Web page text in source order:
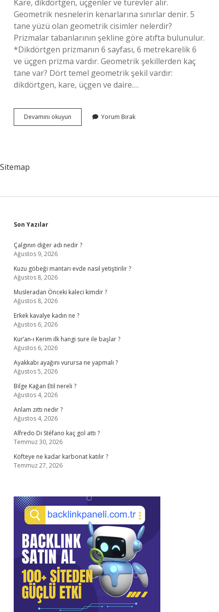
Kare, dikdörtgen, üçgenler ve türevler alır.
Geometrik nesnelerin kenarlarına sınırlar denir. 5
tane yüzü olan geometrik cisimler nelerdir?
Prizmalar tabanlarının şekline göre atıfta bulunulur.
*Dikdörtgen prizmanın 6 sayfası, 6 metrekarelik 6
ve üçgen prizma vardır. Geometrik şekillerden kaç
tane var? Dört temel geometrik şekil vardır:
dikdörtgen, kare, üçgen ve daire.…
Devamını okuyun Geometrik
Cisimler
Yorum Bırak
Sitemap
Sidebar
Son Yazılar
Çalgının diğer adı nedir ?
Ağustos 9, 2026
Kuzu göbeği mantarı evde nasıl yetiştirilir ?
Ağustos 8, 2026
Musleradan Önceki kaleci kimdir ?
Ağustos 8, 2026
Erkek kavalye kadın ne ?
Ağustos 6, 2026
Kur’an-ı Kerim ilk hangi sure ile başlar ?
Ağustos 6, 2026
Ayakkabı ayağını vurursa ne yapmalı ?
Ağustos 5, 2026
Bilge Kağan Etil nereli ?
Ağustos 4, 2026
Anlam zıttı nedir ?
Ağustos 4, 2026
Alfredo Di Stéfano kaç gol attı ?
Temmuz 30, 2026
Köfteye ne kadar karbonat katılır ?
Temmuz 27, 2026